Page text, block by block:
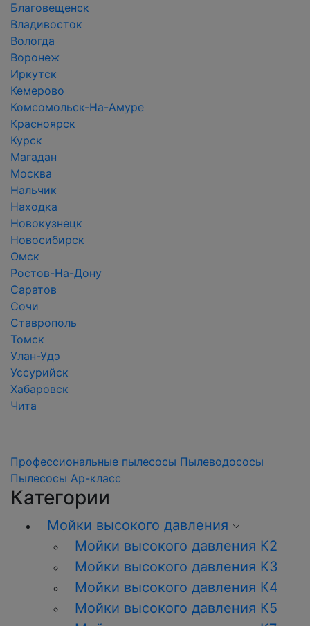
Благовещенск
Владивосток
Вологда
Воронеж
Иркутск
Кемерово
Комсомольск-На-Амуре
Красноярск
Курск
Магадан
Москва
Нальчик
Находка
Новокузнецк
Новосибирск
Омск
Ростов-На-Дону
Саратов
Сочи
Ставрополь
Томск
Улан-Удэ
Уссурийск
Хабаровск
Чита
Профессиональные пылесосы Пылеводососы
Пылесосы Ар-класс
Категории
Мойки высокого давления
Мойки высокого давления К2
Мойки высокого давления K3
Мойки высокого давления К4
Мойки высокого давления К5